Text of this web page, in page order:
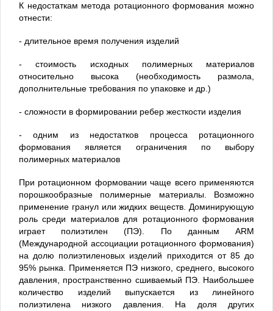
К недостаткам метода ротационного формования можно
отнести:
- длительное время получения изделий
- стоимость исходных полимерных материалов
относительно высока (необходимость размола,
дополнительные требования по упаковке и др.)
- сложности в формировании ребер жесткости изделия
- одним из недостатков процесса ротационного
формования является ограничения по выбору
полимерных материалов
При ротационном формовании чаще всего применяются
порошкообразные полимерные материалы. Возможно
применение гранул или жидких веществ. Доминирующую
роль среди материалов для ротационного формования
играет полиэтилен (ПЭ). По данным ARM
(Международной ассоциации ротационного формования)
на долю полиэтиленовых изделий приходится от 85 до
95% рынка. Применяется ПЭ низкого, среднего, высокого
давления, пространственно сшиваемый ПЭ. Наибольшее
количество изделий выпускается из линейного
полиэтилена низкого давления. На доля других